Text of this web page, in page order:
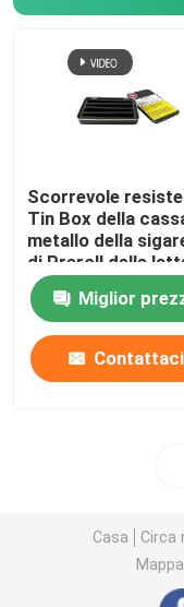
Scorrevole
Tin Box della
metallo della
di Preroll delle
bambino
Miglior
Contattaci
Casa Circa